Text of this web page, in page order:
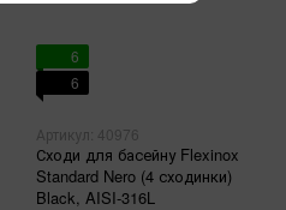
6
6
Артикул: 40976
Сходи для басейну Flexinox
Standard Nero (4 сходинки)
Black, AISI-316L